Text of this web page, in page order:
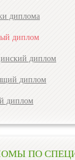
диплома
диплом
диплом
диплом
диплом
ПО